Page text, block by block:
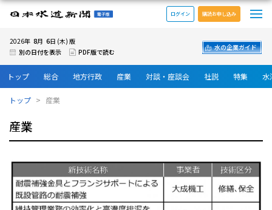
日本水道新聞 電子版
ログイン 購読お申し込み
2026年 8月 6日 (木) 版
別の日付を表示
PDF版で読む
水の企業ガイド
トップ 総合 地方行政 産業 対談・座談会 社説 特集 水
トップ 産業
産業